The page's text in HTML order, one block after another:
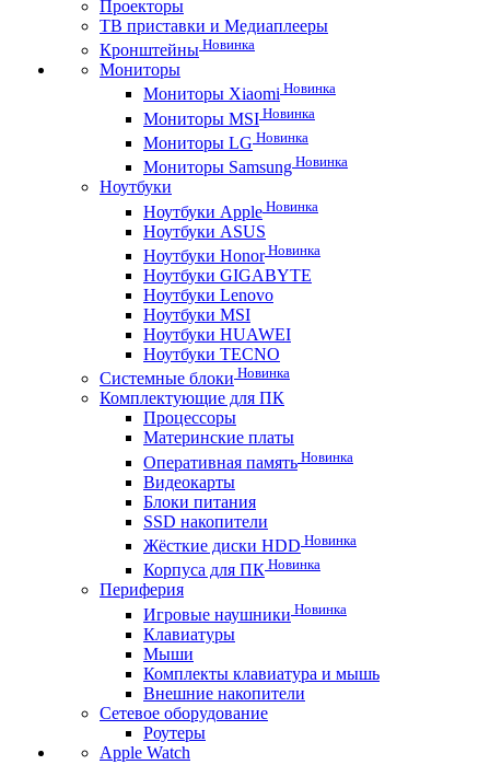
Проекторы
ТВ приставки и Медиаплееры
Кронштейны Новинка
Мониторы
Мониторы Xiaomi Новинка
Мониторы MSI Новинка
Мониторы LG Новинка
Мониторы Samsung Новинка
Ноутбуки
Ноутбуки Apple Новинка
Ноутбуки ASUS
Ноутбуки HonorНовинка
Ноутбуки GIGABYTE
Ноутбуки Lenovo
Ноутбуки MSI
Ноутбуки HUAWEI
Ноутбуки TECNO
Системные блоки Новинка
Комплектующие для ПК
Процессоры
Материнские платы
Оперативная память Новинка
Видеокарты
Блоки питания
SSD накопители
Жёсткие диски HDD Новинка
Корпуса для ПК Новинка
Периферия
Игровые наушники Новинка
Клавиатуры
Мыши
Комплекты клавиатура и мышь
Внешние накопители
Сетевое оборудование
Роутеры
Apple Watch